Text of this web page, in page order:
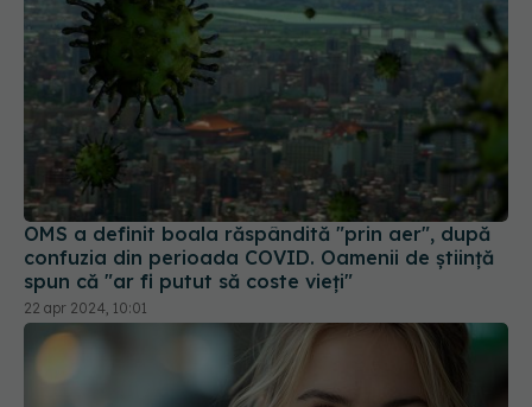
OMS a definit boala răspândită "prin aer", după
confuzia din perioada COVID. Oamenii de știință
spun că "ar fi putut să coste vieți"
22 apr 2024, 10:01